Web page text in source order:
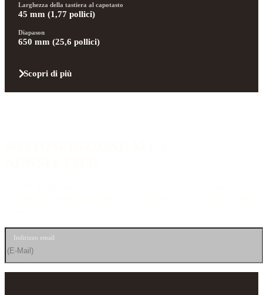
Larghezza della tastiera al capotasto
45 mm (1,77 pollici)
Diapason
650 mm (25,6 pollici)
Scopri di più
Indirizzo email